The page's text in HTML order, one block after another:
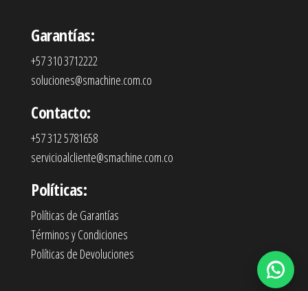
Garantías:
+57 310 3712222
soluciones@smachine.com.co
Contacto:
+57 312 5781658
servicioalcliente@smachine.com.co
Políticas:
Políticas de Garantías
Términos y Condiciones
Políticas de Devoluciones